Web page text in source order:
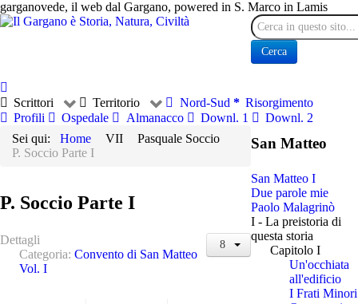
garganovede, il web dal Gargano, powered in S. Marco in Lamis
Cerca
Cerca
Scrittori Territorio Nord-Sud
Risorgimento
Profili
Ospedale Almanacco Downl. 1
Downl. 2
Sei qui:
Home VII
Pasquale Soccio
P. Soccio Parte I
P. Soccio Parte I
Dettagli
Categoria: Convento di San Matteo
Vol. I
San Matteo
San Matteo I
Due parole mie
Paolo Malagrinò
I - La preistoria di
questa storia
Capitolo I
Un'occhiata
all'edificio
I Frati Minori